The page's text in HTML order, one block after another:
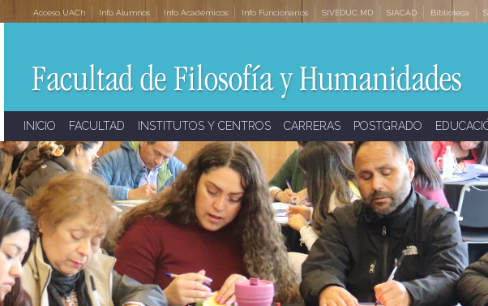
Acceso UACh Info Alumnos Info Académicos Info Funcionarios SIVEDUC MD SIACAD Biblioteca
INICIO FACULTAD INSTITUTOS Y CENTROS CARRERAS POSTGRADO